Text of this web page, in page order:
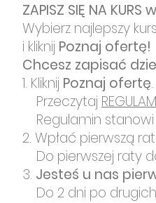
ZAPISZ SIĘ NA
Wybierz najlepszy
i kliknij Poznaj ofertę!
Chcesz zapisać
1. Kliknij Poznaj ofertę
Przeczytaj
Regulamin stanowi
2. Wpłać pierwszą
Do pierwszej raty
3. Jesteś u nas
Do 2 dni po